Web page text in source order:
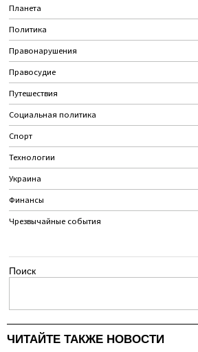
Планета
Политика
Правонарушения
Правосудие
Путешествия
Социальная политика
Спорт
Технологии
Украина
Финансы
Чрезвычайные события
Поиск
ЧИТАЙТЕ ТАКЖЕ НОВОСТИ